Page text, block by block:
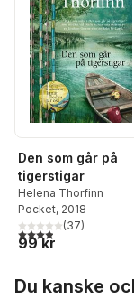
Den som går på
tigerstigar
Helena Thorfinn
Pocket, 2018
3,9utav 5 stjärnor.
(37)
99 kr
Du kanske